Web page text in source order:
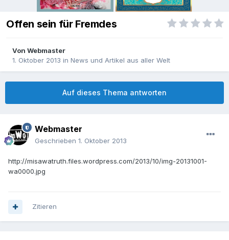
Offen sein für Fremdes
Von Webmaster
1. Oktober 2013 in News und Artikel aus aller Welt
Auf dieses Thema antworten
Webmaster
Geschrieben 1. Oktober 2013
http://misawatruth.files.wordpress.com/2013/10/img-20131001-
wa0000.jpg
Zitieren